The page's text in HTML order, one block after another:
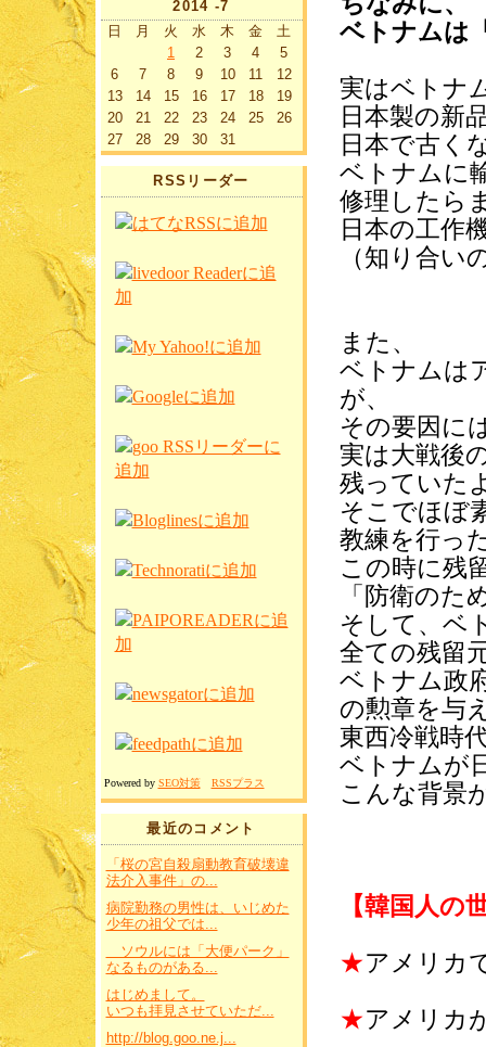
2014 -7
日
月 火 水 木 金
土
1
2 3 4
5
6
7 8 9 10 11
12
13
14 15 16 17 18
19
20
21 22 23 24 25
26
27
28 29 30 31
RSSリーダー
Powered by SEO対策 RSSプラス
最近のコメント
「桜の宮自殺扇動教育破壊違
法介入事件」の...
病院勤務の男性は、いじめた
少年の祖父では...
ソウルには「大便パーク」
なるものがある...
はじめまして。
いつも拝見させていただ...
http://blog.goo.ne.j...
ベトナムは
実はベトナ
日本製の新
日本で古く
ベトナムに
修理したら
日本の工作
（知り合い
また、
ベトナムは
が、
その要因に
実は大戦後
残っていた
そこでほぼ
教練を行っ
この時に残
「防衛のた
そして、ベ
全ての残留
ベトナム政
の勲章を与
東西冷戦時
ベトナムが
こんな背景
【韓国人の
★アメリカ
★アメリカ